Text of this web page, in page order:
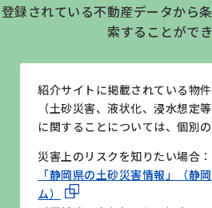
登録されている不動産データから
索することができ
紹介サイトに掲載されている物
（土砂災害、液状化、浸水想定
に関することについては、個別の
災害上のリスクを知りたい場合：
「静岡県の土砂災害情報」（静
ム）